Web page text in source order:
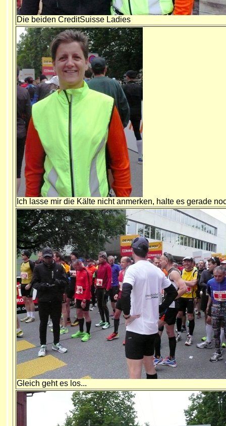
Die beiden CreditSuisse Ladies
Ich lasse mir die Kälte nicht anmerken, halte es gerade
Gleich geht es los...